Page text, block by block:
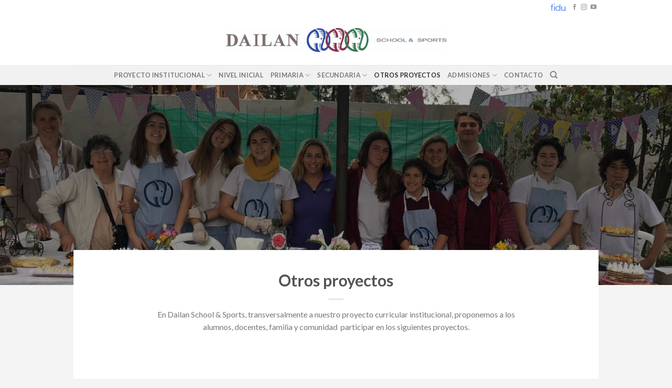
PROYECTO INSTITUCIONAL NIVEL INICIAL PRIMARIA SECUNDARIA OTROS PROYECTOS ADMISIONES CONTACTO
Otros proyectos
En Dailan School & Sports, transversalmente a nuestro proyecto curricular institucional, proponemos a los
alumnos, docentes, familia y comunidad participar en los siguientes proyectos.